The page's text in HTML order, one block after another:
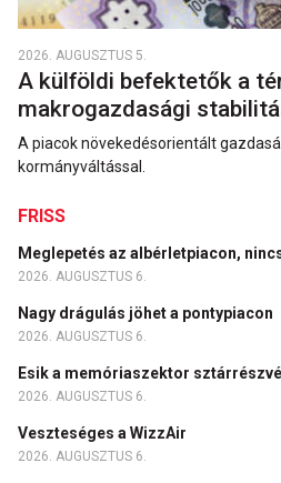
2026. AUGUSZTUS 5.
A külföldi befektetők a
makrogazdasági
A piacok növekedésorientált
kormányváltással.
FRISS
Meglepetés az albérletpiacon,
2026. AUGUSZTUS 6.
Nagy drágulás jöhet a pontypiacon
2026. AUGUSZTUS 6.
Esik a memóriaszektor
2026. AUGUSZTUS 6.
Veszteséges a WizzAir
2026. AUGUSZTUS 6.